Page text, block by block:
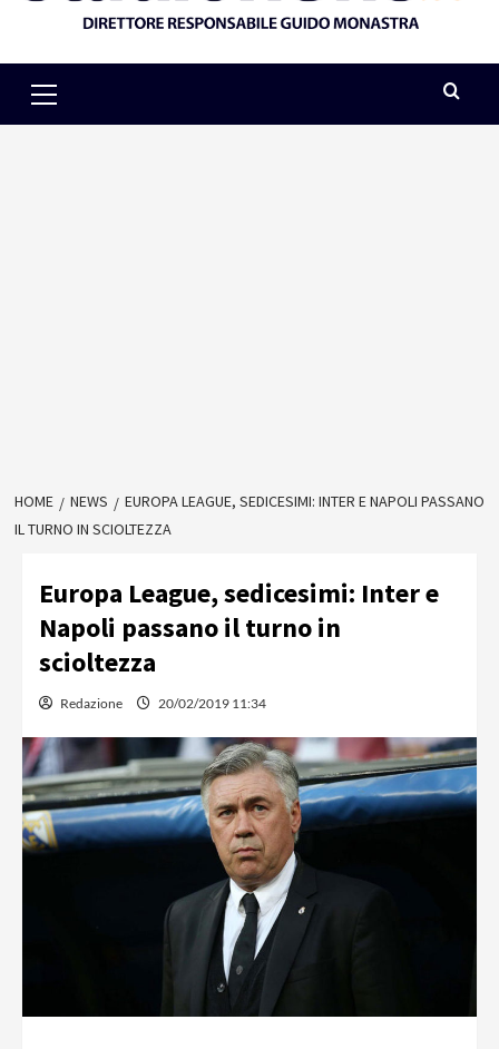
Menu
HOME NEWS
EUROPA LEAGUE, SEDICESIMI: INTER E NAPOLI PASSANO
IL TURNO IN SCIOLTEZZA
Europa League, sedicesimi: Inter e
Napoli passano il turno in
scioltezza
Redazione 20/02/2019 11:34